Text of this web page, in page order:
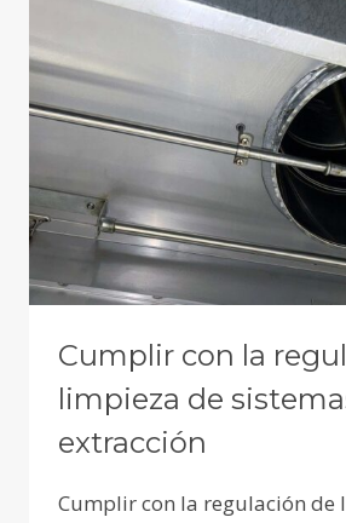
Cumplir con la
limpieza de
extracción
Cumplir con la regulación de